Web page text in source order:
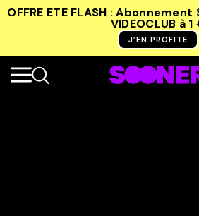
OFFRE ETE FLASH :
VIDEOCLUB à 1
J’EN PROFITE